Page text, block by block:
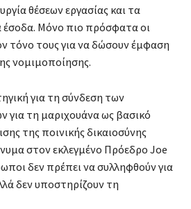
θέσεων εργασίας και τα
έσοδα. Μόνο πιο πρόσφατα οι
τόνο τους για να δώσουν έμφαση
νομιμοποίησης.
για τη σύνδεση των
τη μαριχουάνα ως βασικό
της ποινικής δικαιοσύνης
στον εκλεγμένο Πρόεδρο Joe
δεν πρέπει να συλληφθούν για
δεν υποστηρίζουν τη